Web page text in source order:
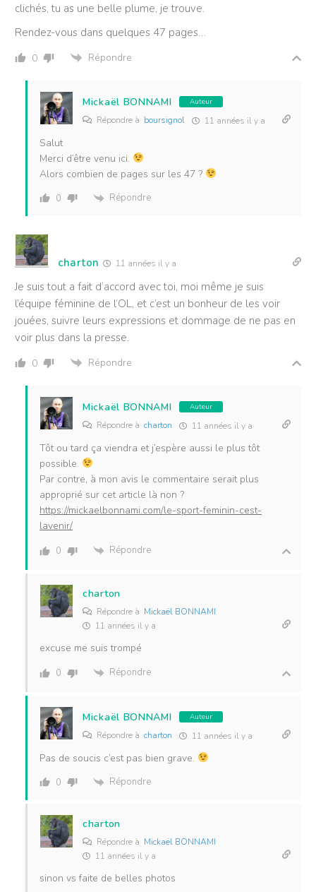
clichés, tu as une belle plume, je trouve.
Rendez-vous dans quelques 47 pages…
0 Répondre
Mickaël BONNAMI Auteur
Répondre à boursignol 11 années il y a
Salut
Merci d’être venu ici.
Alors combien de pages sur les 47 ?
0 Répondre
charton 11 années il y a
Je suis tout a fait d’accord avec toi, moi même je suis
l’équipe féminine de l’OL, et c’est un bonheur de les voir
jouées, suivre leurs expressions et dommage de ne pas en
voir plus dans la presse.
0 Répondre
Mickaël BONNAMI Auteur
Répondre à charton 11 années il y a
Tôt ou tard ça viendra et j’espère aussi le plus tôt
possible.
Par contre, à mon avis le commentaire serait plus
approprié sur cet article là non ?
https://mickaelbonnami.com/le-sport-feminin-cest-
lavenir/
0 Répondre
charton
Répondre à Mickaël BONNAMI
11 années il y a
excuse me suis trompé
0 Répondre
Mickaël BONNAMI Auteur
Répondre à charton 11 années il y a
Pas de soucis c’est pas bien grave.
0 Répondre
charton
Répondre à Mickaël BONNAMI
11 années il y a
sinon vs faite de belles photos